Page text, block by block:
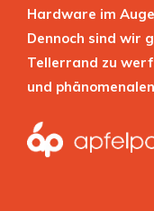
Hardware im
Dennoch sind wir
Tellerrand zu
und